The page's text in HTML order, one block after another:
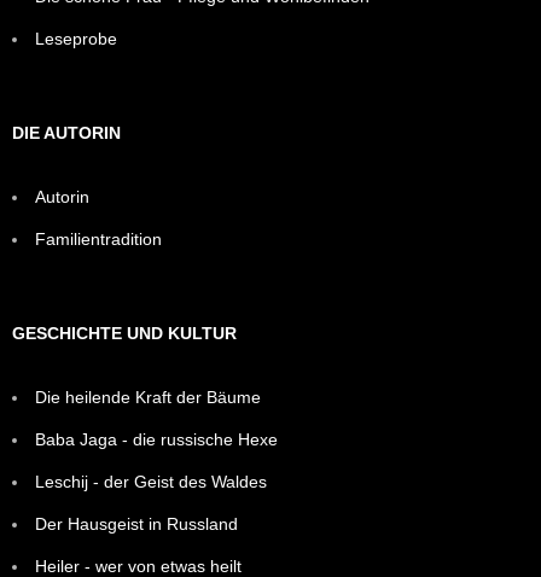
Leseprobe
DIE AUTORIN
Autorin
Familientradition
GESCHICHTE UND KULTUR
Die heilende Kraft der Bäume
Baba Jaga - die russische Hexe
Leschij - der Geist des Waldes
Der Hausgeist in Russland
Heiler - wer von etwas heilt